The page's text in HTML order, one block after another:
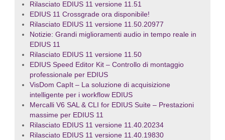
Rilasciato EDIUS 11 versione 11.51
EDIUS 11 Crossgrade ora disponibile!
Rilasciato EDIUS 11 versione 11.50.20977
Notizie: Grandi miglioramenti audio in tempo reale in
EDIUS 11
Rilasciato EDIUS 11 versione 11.50
EDIUS Speed Editor Kit – Controllo di montaggio
professionale per EDIUS
VisDom CapIt – La soluzione di acquisizione
intelligente per i workflow EDIUS
Mercalli V6 SAL & CLI for EDIUS Suite – Prestazioni
massime per EDIUS 11
Rilasciato EDIUS 11 versione 11.40.20234
Rilasciato EDIUS 11 versione 11.40.19830